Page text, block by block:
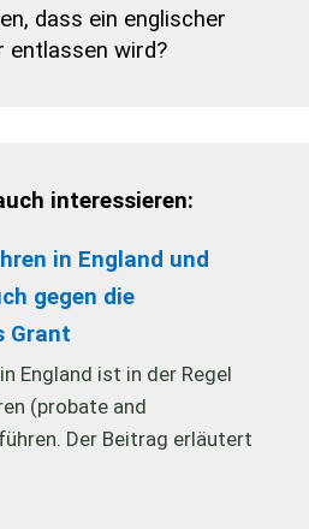
dass ein englischer
entlassen wird?
interessieren:
in England und
gegen die
Grant
England ist in der Regel
(probate and
Der Beitrag erläutert